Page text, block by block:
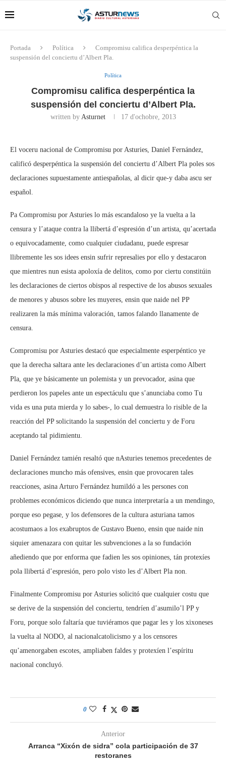
Portada Política
Compromisu califica desperpéntica la
suspensión del conciertu d’Albert Pla.
Política
Compromisu califica desperpéntica la
suspensión del conciertu d’Albert Pla.
written by Asturnet 17 d'ochobre, 2013
El voceru nacional de Compromisu por Asturies, Daniel Fernández,
calificó desperpéntica la suspensión del conciertu d’Albert Pla poles sos
declaraciones supuestamente antiespañolas, al dicir que-y daba ascu ser
español.
Pa Compromisu por Asturies lo más escandaloso ye la vuelta a la
censura y l’ataque contra la llibertá d’espresión d’un artista, qu’acertada
o equivocadamente, como cualquier ciudadanu, puede espresar
llibremente les sos idees ensin sufrir represalies por ello y destacaron
que mientres nun esista apoloxía de delitos, como por ciertu constitúin
les declaraciones de ciertos obispos al respective de los abusos sexuales
de menores y abusos sobre les muyeres, ensin que naide nel PP
realizaren la más mínima valoración, tamos falando llanamente de
censura.
Compromisu por Asturies destacó que especialmente esperpéntico ye
que la derecha saltara ante les declaraciones d’un artista como Albert
Pla, que ye básicamente un polemista y un prevocador, asina que
perdieron los papeles ante un espectáculu que s’anunciaba como Tu
vida es una puta mierda y lo sabes-, lo cual demuestra lo risible de la
reacción del PP solicitando la suspensión del conciertu y de Foru
aceptando tal pidimientu.
Daniel Fernández tamién resaltó que nAsturies tenemos precedentes de
declaraciones muncho más ofensives, ensin que provocaren tales
reacciones, asina Arturo Fernández humildó a les persones con
problemes económicos diciendo que nunca interpretaría a un mendingo,
porque eso pegase, y los defensores de la cultura asturiana tamos
acostumaos a los exabruptos de Gustavo Bueno, ensin que naide nin
siquier amenazara con quitar les subvenciones a la so fundación
añediendo que por enforma que fadien les sos opiniones, tán protexíes
pola llibertá d’espresión, pero polo visto les d’Albert Pla non.
Finalmente Compromisu por Asturies solicitó que cualquier costu que
se derive de la suspensión del conciertu, tendríen d’asumilo’l PP y
Foru, porque solo faltaría que tuviéramos que pagar les y los xixoneses
la vuelta al NODO, al nacionalcatolicismo y a los censores
qu’amenorgaben escotes, ampliaben faldes y protexíen l’espíritu
nacional concluyó.
0
Anterior
Arranca “Xixón de sidra” cola participación de 37
restoranes